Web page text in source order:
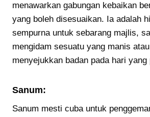
menawarkan gabungan kebaikan
yang boleh disesuaikan. Ia adalah
sempurna untuk sebarang majlis,
mengidam sesuatu yang manis
menyejukkan badan pada hari yang
Sanum:
Sanum mesti cuba untuk